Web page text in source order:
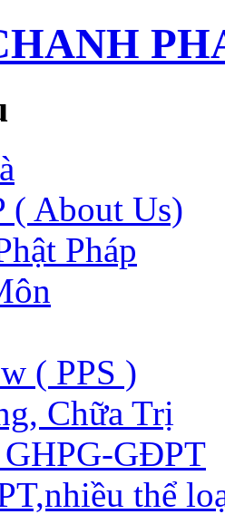
( About Us)
Pháp
( PPS )
Chữa Trị
GĐPT
thể